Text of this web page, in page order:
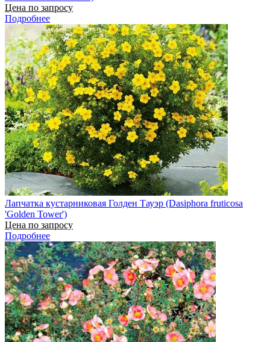
Цена по запросу
Подробнее
Лапчатка кустарниковая Голден Тауэр (Dasiphora fruticosa
'Golden Tower')
Цена по запросу
Подробнее